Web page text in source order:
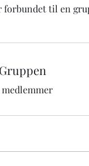
forbundet til en
medlemmer